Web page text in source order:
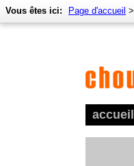
accueil
Vous êtes ici: Page d'accueil >